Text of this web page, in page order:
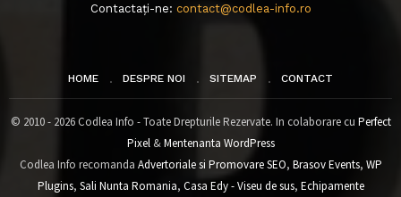
Contactați-ne: contact@codlea-info.ro
HOME DESPRE NOI SITEMAP CONTACT
© 2010 - 2026 Codlea Info - Toate Drepturile Rezervate. In colaborare cu Perfect
Pixel&Mentenanta WordPress
Codlea Info recomanda Advertoriale si Promovare SEO, Brasov Events, WP
Plugins, Sali Nunta Romania, Casa Edy - Viseu de sus, Echipamente